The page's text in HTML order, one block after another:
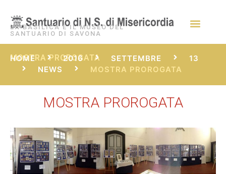
LA BASILICA E IL MUSEO DEL
SANTUARIO DI SAVONA
MOSTRA PROROGATA
HOME 2016 SETTEMBRE
13
NEWS
MOSTRA PROROGATA
MOSTRA PROROGATA